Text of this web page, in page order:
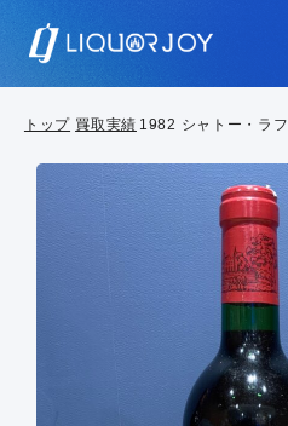
トップ 買取実績 1982 シャトー・ラ